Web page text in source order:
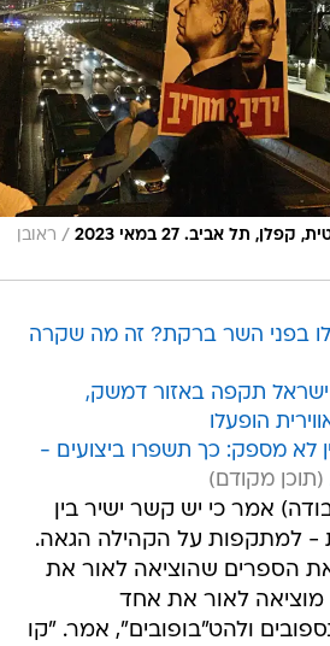
תל אביב. 27 במאי 2023 / ראובן
בפני השר ברקת? זה מה שקרה
ישראל תקפה באזור דמשק,
הופעלו
לא מספק: כך תשפרו ביצועים -
אמר כי יש קשר ישיר בין
למתקפות על הקהילה הגאה.
הספרים שהוציאה לאור את
מוציאה לאור את אחד
ולהט"בופובים", אמר. "קו